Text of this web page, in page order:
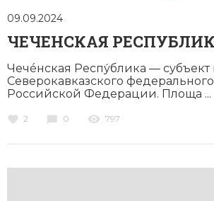
09.09.2024
ЧЕЧЕНСКАЯ
Чечéнская Респу́блика — субъект
Северокавказского
Российской Федерации. Площа ...
2 0 797